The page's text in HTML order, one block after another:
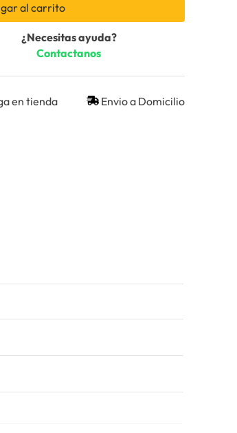
al carrito
¿Necesitas ayuda?
Contactanos
en tienda Envio a Domicilio